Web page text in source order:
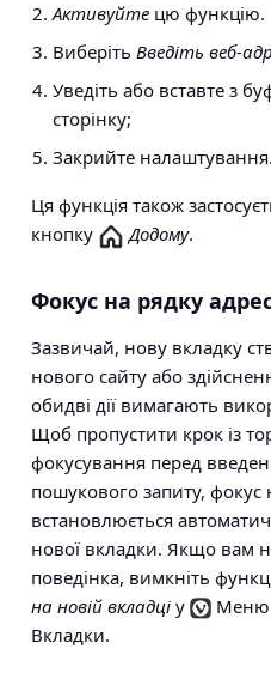
Активуйте цю функцію.
Виберіть Введіть веб-
Уведіть або вставте з
сторінку;
Закрийте налаштування.
Ця функція також
кнопку
Додому.
Фокус на рядку
Зазвичай, нову вкладку
нового сайту або
обидві дії вимагають
Щоб пропустити крок із
фокусування перед
пошукового запиту, фокус
встановлюється
нової вкладки. Якщо вам
поведінка, вимкніть
на новій вкладці у Меню
Вкладки.